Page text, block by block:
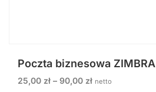
Poczta biznesowa ZIMBRA
25,00 zł – 90,00 zł netto